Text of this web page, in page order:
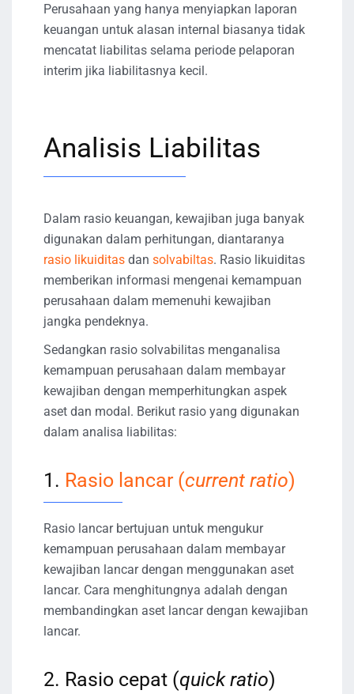
Perusahaan yang hanya menyiapkan laporan
keuangan untuk alasan internal biasanya tidak
mencatat liabilitas selama periode pelaporan
interim jika liabilitasnya kecil.
Analisis Liabilitas
Dalam rasio keuangan, kewajiban juga banyak
digunakan dalam perhitungan, diantaranya
rasio likuiditas dan solvabiltas. Rasio likuiditas
memberikan informasi mengenai kemampuan
perusahaan dalam memenuhi kewajiban
jangka pendeknya.
Sedangkan rasio solvabilitas menganalisa
kemampuan perusahaan dalam membayar
kewajiban dengan memperhitungkan aspek
aset dan modal. Berikut rasio yang digunakan
dalam analisa liabilitas:
1. Rasio lancar (current ratio)
Rasio lancar bertujuan untuk mengukur
kemampuan perusahaan dalam membayar
kewajiban lancar dengan menggunakan aset
lancar. Cara menghitungnya adalah dengan
membandingkan aset lancar dengan kewajiban
lancar.
2. Rasio cepat (quick ratio)